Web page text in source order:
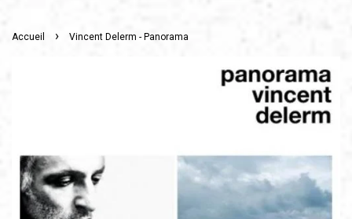
Accueil › Vincent Delerm - Panorama